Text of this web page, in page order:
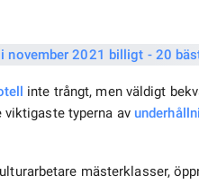
inte trångt, men väldigt
typerna av
mästerklasser,